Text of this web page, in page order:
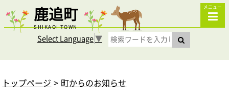
鹿追町
SHIKAOI TOWN
メニュー
Select Language▼
トップページ 町からのお知らせ